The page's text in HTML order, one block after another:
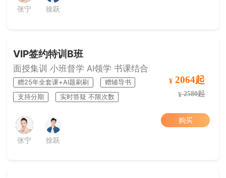
张宁 徐跃
VIP签约特训B班
面授集训 小班督学 AI领学 书课结合
赠25年全套课+AI题刷刷
赠辅导书
支持分期
实时答疑 不限次数
张宁 徐跃
¥ 2064起
¥2580起
购买